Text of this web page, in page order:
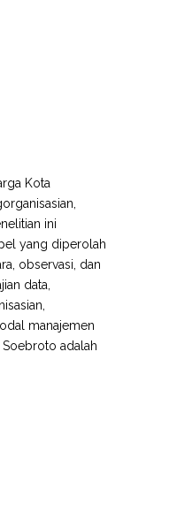
Kota
ini
yang diperolah
observasi, dan
data,
manajemen
adalah